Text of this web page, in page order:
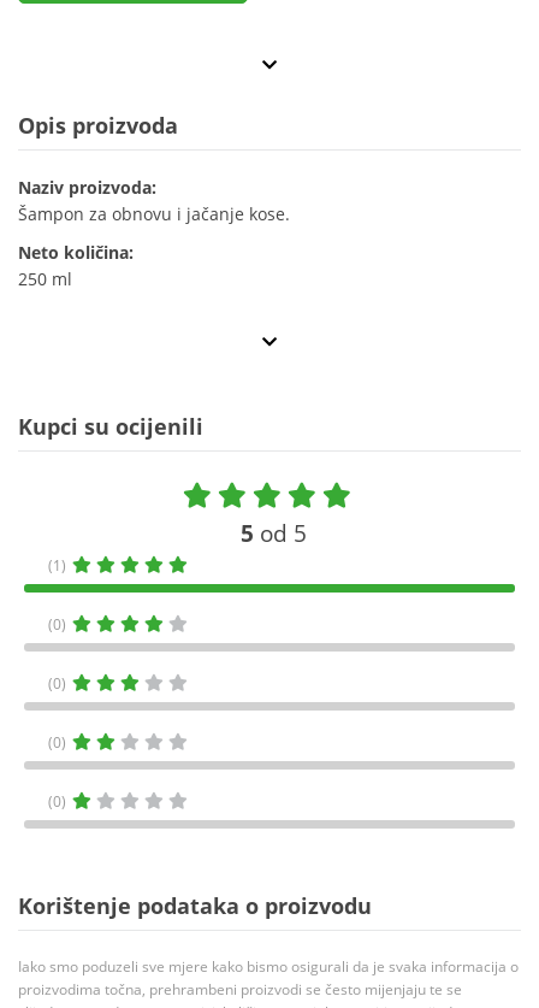
Opis proizvoda
Naziv proizvoda:
Šampon za obnovu i jačanje kose.
Neto količina:
250 ml
Kupci su ocijenili
5 od 5
(1)
(0)
(0)
(0)
(0)
Korištenje podataka o proizvodu
Iako smo poduzeli sve mjere kako bismo osigurali da je svaka informacija o
proizvodima točna, prehrambeni proizvodi se često mijenjaju te se